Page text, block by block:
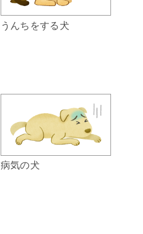
うんちをする犬
病気の犬